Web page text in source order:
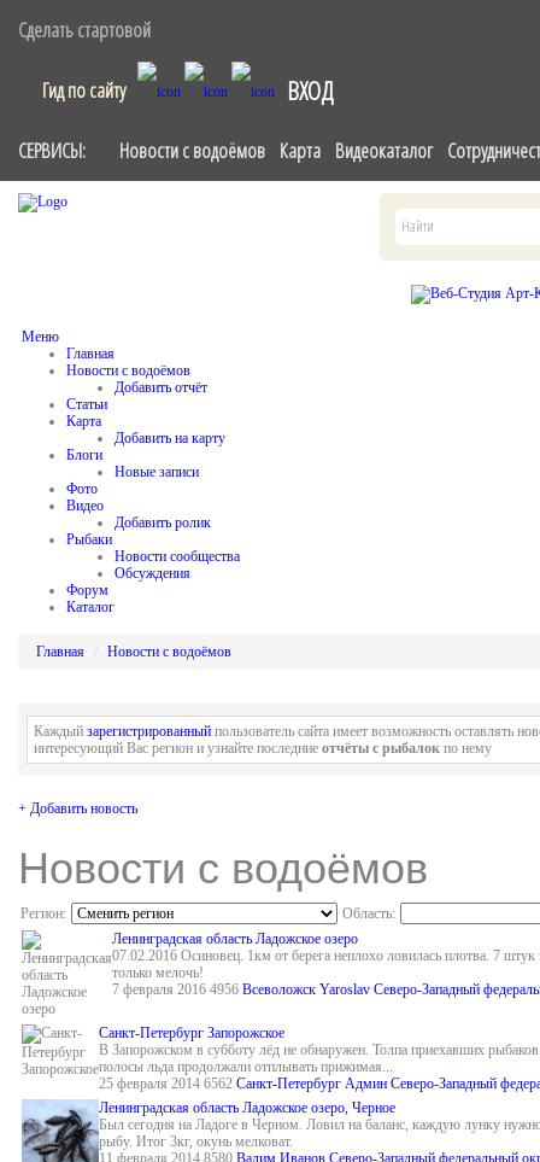
Сделать стартовой
ВХОД
Гид по сайту
СЕРВИСЫ: Новости с водоёмов Карта Видеокаталог
Меню
Главная
Новости с водоёмов
Добавить отчёт
Статьи
Карта
Добавить на карту
Блоги
Новые записи
Фото
Видео
Добавить ролик
Рыбаки
Новости сообщества
Обсуждения
Форум
Каталог
Главная Новости с водоёмов
Каждый зарегистрированный пользователь сайта имеет возможность оставлять
интересующий Вас регион и узнайте последние отчёты с рыбалок по нему
+ Добавить новость
Новости с водоёмов
Регион:
Область:
Ленинградская область Ладожское озеро
07.02.2016 Осиновец. 1км от берега неплохо ловилась плотва. 7
только мелочь!
7 февраля 2016 4956 Всеволожск Yaroslav Северо-Западный
Санкт-Петербург Запорожское
В Запорожском в субботу лёд не обнаружен. Толпа приехавших
полосы льда продолжали отплывать прижимая...
25 февраля 2014 6562 Санкт-Петербург Админ Северо-Западный
Ленинградская область Ладожское озеро, Черное
Был сегодня на Ладоге в Черном. Ловил на баланс, каждую лунку
рыбу. Итог 3кг, окунь мелковат.